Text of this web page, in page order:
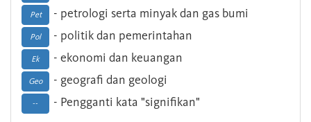
Pet - petrologi serta minyak dan gas bumi
Pol - politik dan pemerintahan
Ek - ekonomi dan keuangan
Geo - geografi dan geologi
-- - Pengganti kata "signifikan"